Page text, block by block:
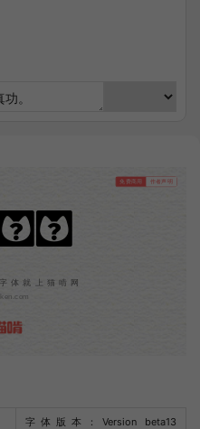
免费商用 作者声明
り
体就上猫啃网
字体版本：Version beta13